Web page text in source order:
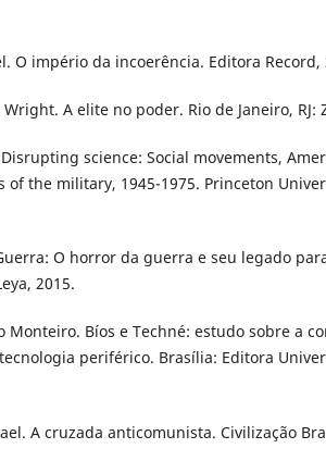
O império da incoerência. Editora Record,
Wright. A elite no poder. Rio de Janeiro, RJ:
Disrupting science: Social movements,
of the military, 1945-1975. Princeton
O horror da guerra e seu legado
2015.
Monteiro. Bíos e Techné: estudo sobre a
periférico. Brasília: Editora
A cruzada anticomunista. Civilização